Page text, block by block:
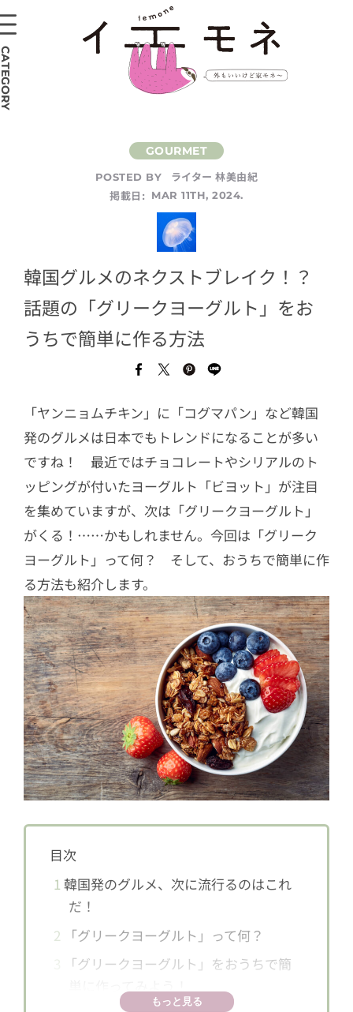
POSTED BY
ライター 林美由紀
掲載日:
MAR 11TH, 2024.
韓国グルメのネクストブレイク！？
話題の「グリークヨーグルト」をお
うちで簡単に作る方法
「ヤンニョムチキン」に「コグマパン」など韓国
発のグルメは日本でもトレンドになることが多い
ですね！ 最近ではチョコレートやシリアルのト
ッピングが付いたヨーグルト「ビヨット」が注目
を集めていますが、次は「グリークヨーグルト」
がくる！……かもしれません。今回は「グリーク
ヨーグルト」って何？ そして、おうちで簡単に作
る方法も紹介します。
目次
1 韓国発のグルメ、次に流行るのはこれ
だ！
2 「グリークヨーグルト」って何？
「グリークヨーグルト」をおうちで簡
もっと見る